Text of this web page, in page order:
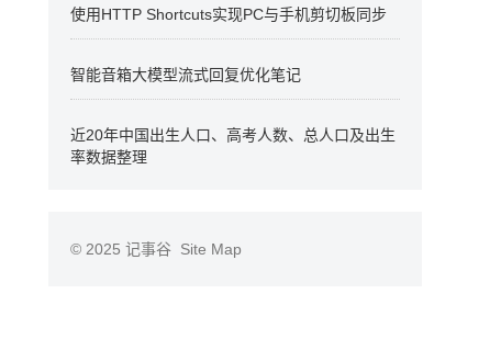
使用HTTP Shortcuts实现PC与手机剪切板同步
智能音箱大模型流式回复优化笔记
近20年中国出生人口、高考人数、总人口及出生
率数据整理
© 2025 记事谷 Site Map